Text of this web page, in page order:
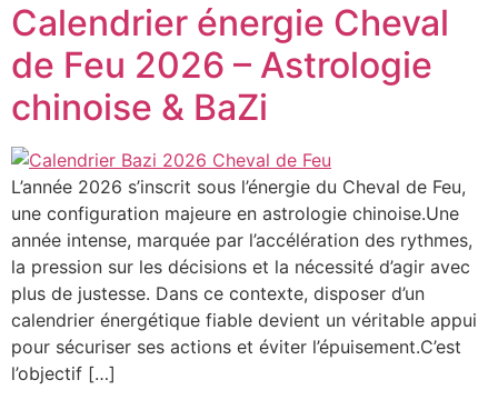
Calendrier énergie Cheval
de Feu 2026 – Astrologie
chinoise & BaZi
L’année 2026 s’inscrit sous l’énergie du Cheval de Feu,
une configuration majeure en astrologie chinoise.Une
année intense, marquée par l’accélération des rythmes,
la pression sur les décisions et la nécessité d’agir avec
plus de justesse. Dans ce contexte, disposer d’un
calendrier énergétique fiable devient un véritable appui
pour sécuriser ses actions et éviter l’épuisement.C’est
l’objectif […]